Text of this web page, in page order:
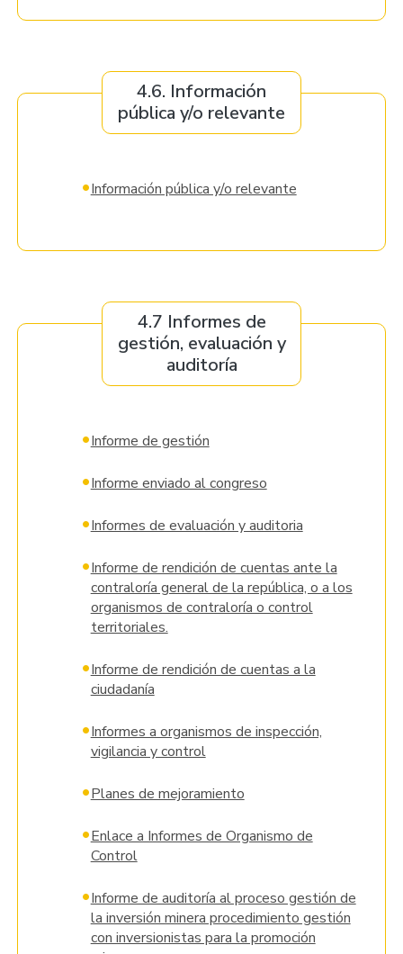
4.6. Información
pública y/o relevante
•Información pública y/o relevante
4.7 Informes de
gestión, evaluación y
auditoría
•Informe de gestión
•Informe enviado al congreso
•Informes de evaluación y auditoria
•Informe de rendición de cuentas ante la
contraloría general de la república, o a los
organismos de contraloría o control
territoriales.
•Informe de rendición de cuentas a la
ciudadanía
•Informes a organismos de inspección,
vigilancia y control
•Planes de mejoramiento
•Enlace a Informes de Organismo de
Control
•Informe de auditoría al proceso gestión de
la inversión minera procedimiento gestión
con inversionistas para la promoción